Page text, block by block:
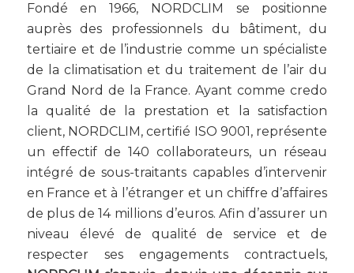
Fondé en 1966, NORDCLIM se positionne
auprès des professionnels du bâtiment, du
tertiaire et de l’industrie comme un spécialiste
de la climatisation et du traitement de l’air du
Grand Nord de la France. Ayant comme credo
la qualité de la prestation et la satisfaction
client, NORDCLIM, certifié ISO 9001, représente
un effectif de 140 collaborateurs, un réseau
intégré de sous-traitants capables d’intervenir
en France et à l’étranger et un chiffre d’affaires
de plus de 14 millions d’euros. Afin d’assurer un
niveau élevé de qualité de service et de
respecter ses engagements contractuels,